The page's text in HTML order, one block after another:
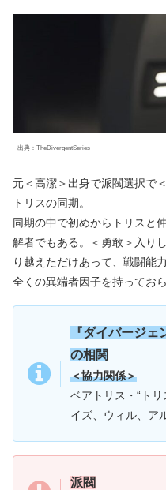
出典：TheDivergentSeries
元＜高潔＞出身で派閥選択で
トリスの同期。
同期の中で初めからトリスと
解者でもある。＜勇敢＞入り
り越えただけあって、戦闘能力
全くの異端者因子を持ってお
『ダイバージェ
の相関
＜協力関係＞
ベアトリス・“ト
イズ、ウィル、ア
派閥